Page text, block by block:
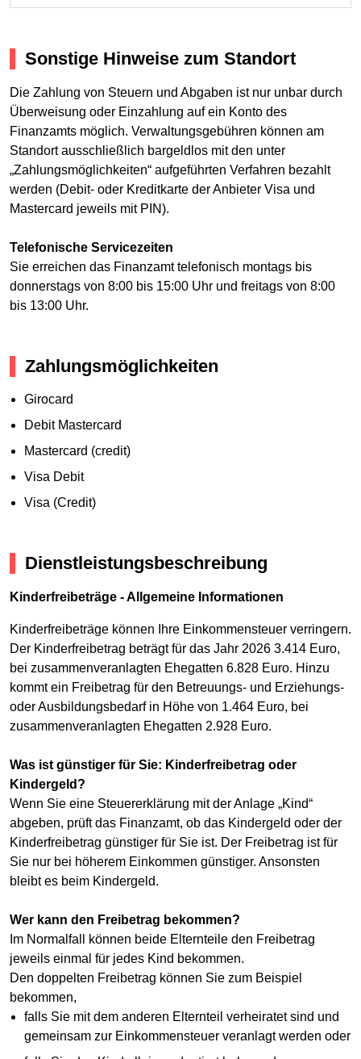
Sonstige Hinweise zum Standort
Die Zahlung von Steuern und Abgaben ist nur unbar durch
Überweisung oder Einzahlung auf ein Konto des
Finanzamts möglich. Verwaltungsgebühren können am
Standort ausschließlich bargeldlos mit den unter
„Zahlungsmöglichkeiten“ aufgeführten Verfahren bezahlt
werden (Debit- oder Kreditkarte der Anbieter Visa und
Mastercard jeweils mit PIN).
Telefonische Servicezeiten
Sie erreichen das Finanzamt telefonisch montags bis
donnerstags von 8:00 bis 15:00 Uhr und freitags von 8:00
bis 13:00 Uhr.
Zahlungsmöglichkeiten
Girocard
Debit Mastercard
Mastercard (credit)
Visa Debit
Visa (Credit)
Dienstleistungsbeschreibung
Kinderfreibeträge - Allgemeine Informationen
Kinderfreibeträge können Ihre Einkommensteuer verringern.
Der Kinderfreibetrag beträgt für das Jahr 2026 3.414 Euro,
bei zusammenveranlagten Ehegatten 6.828 Euro. Hinzu
kommt ein Freibetrag für den Betreuungs- und Erziehungs-
oder Ausbildungsbedarf in Höhe von 1.464 Euro, bei
zusammenveranlagten Ehegatten 2.928 Euro.
Was ist günstiger für Sie: Kinderfreibetrag oder
Kindergeld?
Wenn Sie eine Steuererklärung mit der Anlage „Kind“
abgeben, prüft das Finanzamt, ob das Kindergeld oder der
Kinderfreibetrag günstiger für Sie ist. Der Freibetrag ist für
Sie nur bei höherem Einkommen günstiger. Ansonsten
bleibt es beim Kindergeld.
Wer kann den Freibetrag bekommen?
Im Normalfall können beide Elternteile den Freibetrag
jeweils einmal für jedes Kind bekommen.
Den doppelten Freibetrag können Sie zum Beispiel
bekommen,
falls Sie mit dem anderen Elternteil verheiratet sind und
gemeinsam zur Einkommensteuer veranlagt werden oder